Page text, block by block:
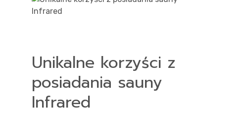
Unikalne korzyści z
posiadania sauny
Infrared